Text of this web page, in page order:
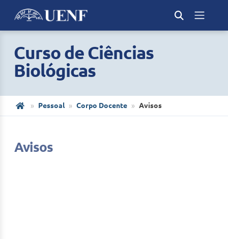
Curso de Ciências
Biológicas
Pessoal Corpo Docente Avisos
Avisos